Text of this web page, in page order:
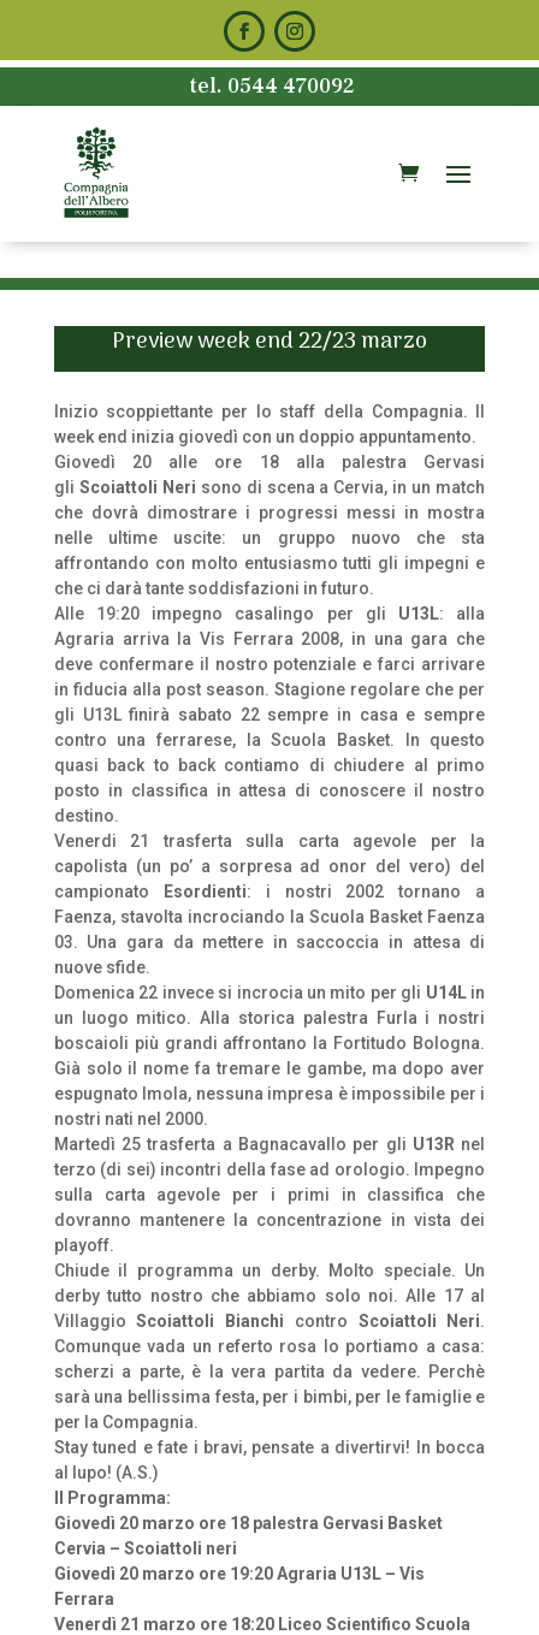
tel. 0544 470092
Preview week end 22/23 marzo
Inizio scoppiettante per lo staff della Compagnia. Il
week end inizia giovedì con un doppio appuntamento.
Giovedì 20 alle ore 18 alla palestra Gervasi
gli Scoiattoli Neri sono di scena a Cervia, in un match
che dovrà dimostrare i progressi messi in mostra
nelle ultime uscite: un gruppo nuovo che sta
affrontando con molto entusiasmo tutti gli impegni e
che ci darà tante soddisfazioni in futuro.
Alle 19:20 impegno casalingo per gli U13L: alla
Agraria arriva la Vis Ferrara 2008, in una gara che
deve confermare il nostro potenziale e farci arrivare
in fiducia alla post season. Stagione regolare che per
gli U13L finirà sabato 22 sempre in casa e sempre
contro una ferrarese, la Scuola Basket. In questo
quasi back to back contiamo di chiudere al primo
posto in classifica in attesa di conoscere il nostro
destino.
Venerdi 21 trasferta sulla carta agevole per la
capolista (un po’ a sorpresa ad onor del vero) del
campionato
Esordienti: i nostri 2002 tornano a
Faenza, stavolta incrociando la Scuola Basket Faenza
03. Una gara da mettere in saccoccia in attesa di
nuove sfide.
Domenica 22 invece si incrocia un mito per gli U14Lin
un luogo mitico. Alla storica palestra Furla i nostri
boscaioli più grandi affrontano la Fortitudo Bologna.
Già solo il nome fa tremare le gambe, ma dopo aver
espugnato Imola, nessuna impresa è impossibile per i
nostri nati nel 2000.
Martedì 25 trasferta a Bagnacavallo per gli U13R nel
terzo (di sei) incontri della fase ad orologio. Impegno
sulla carta agevole per i primi in classifica che
dovranno mantenere la concentrazione in vista dei
playoff.
Chiude il programma un derby. Molto speciale. Un
derby tutto nostro che abbiamo solo noi. Alle 17 al
VillaggioScoiattoli Bianchi contro Scoiattoli Neri.
Comunque vada un referto rosa lo portiamo a casa:
scherzi a parte, è la vera partita da vedere. Perchè
sarà una bellissima festa, per i bimbi, per le famiglie e
per la Compagnia.
Stay tuned e fate i bravi, pensate a divertirvi! In bocca
al lupo! (A.S.)
Il Programma:
Giovedì 20 marzo ore 18 palestra Gervasi Basket
Cervia – Scoiattoli neri
Giovedì 20 marzo ore 19:20 Agraria U13L – Vis
Ferrara
Venerdì 21 marzo ore 18:20 Liceo Scientifico Scuola